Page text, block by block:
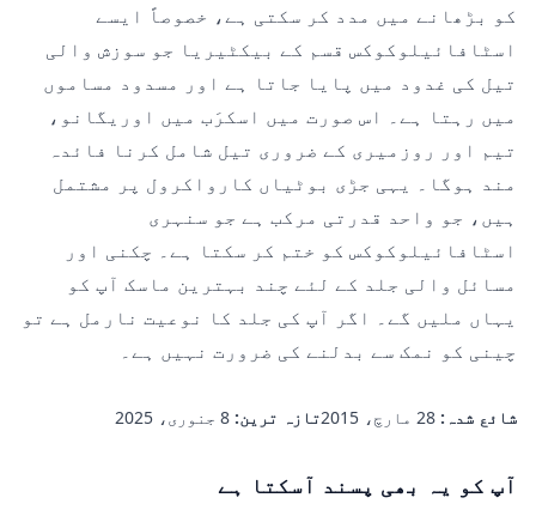
کو بڑھانے میں مدد کر سکتی ہے، خصوصاً ایسے
اسٹافائیلوکوکس قسم کے بیکٹیریا جو سوزش والی
تیل کی غدود میں پایا جاتا ہے اور مسدود مساموں
میں رہتا ہے۔ اس صورت میں اسکرَب میں اوریگانو،
تیم اور روزمیری کے ضروری تیل شامل کرنا فائدہ
مند ہوگا۔ یہی جڑی بوٹیاں کارواکرول پر مشتمل
ہیں، جو واحد قدرتی مرکب ہے جو سنہری
اسٹافائیلوکوکس کو ختم کر سکتا ہے۔ چکنی اور
مسائل والی جلد کے لئے چند بہترین ماسک آپ کو
یہاں ملیں گے۔ اگر آپ کی جلد کا نوعیت نارمل ہے تو
چینی کو نمک سے بدلنے کی ضرورت نہیں ہے۔
شائع شدہ: 28 مارچ، 2015 تازہ ترین: 8 جنوری، 2025
آپ کو یہ بھی پسند آسکتا ہے